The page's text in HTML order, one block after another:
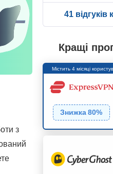
з
41 відгуків
Кращі
Містить 4 місяці
Знижка 80%